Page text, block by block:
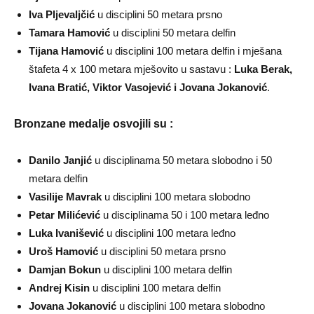
Iva Pljevaljčić u disciplini 50 metara prsno
Tamara Hamović u disciplini 50 metara delfin
Tijana Hamović u disciplini 100 metara delfin i mješana
štafeta 4 x 100 metara mješovito u sastavu : Luka Berak,
Ivana Bratić, Viktor Vasojević i Jovana Jokanović.
Bronzane medalje osvojili su :
Danilo Janjić u disciplinama 50 metara slobodno i 50
metara delfin
Vasilije Mavrak u disciplini 100 metara slobodno
Petar Milićević u disciplinama 50 i 100 metara leđno
Luka Ivanišević u disciplini 100 metara leđno
Uroš Hamović u disciplini 50 metara prsno
Damjan Bokun u disciplini 100 metara delfin
Andrej Kisin u disciplini 100 metara delfin
Jovana Jokanović u disciplini 100 metara slobodno